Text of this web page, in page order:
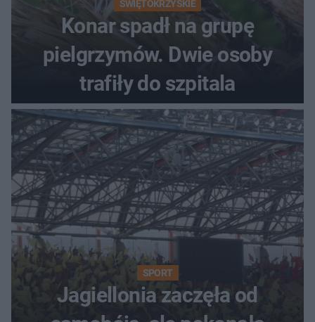
ŚWIĘTOKRZYSKIE
Konar spadł na grupę
pielgrzymów. Dwie osoby
trafiły do szpitala
SPORT
Jagiellonia zaczęła od